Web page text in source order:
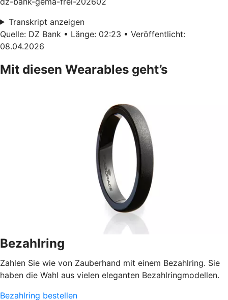
Transkript anzeigen
Quelle: DZ Bank • Länge: 02:23 • Veröffentlicht:
08.04.2026
Mit diesen Wearables geht’s
Bezahlring
Zahlen Sie wie von Zauberhand mit einem Bezahlring. Sie
haben die Wahl aus vielen eleganten Bezahlringmodellen.
Bezahlring bestellen